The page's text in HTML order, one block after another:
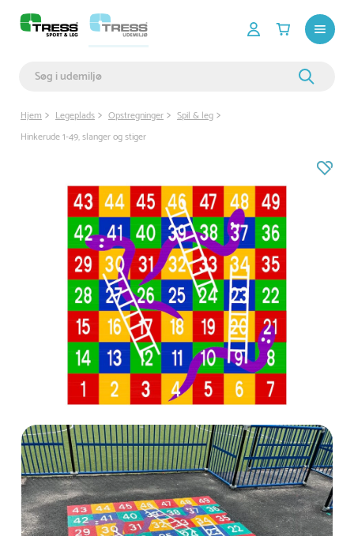
Hjem Legeplads Opstregninger
Spil & leg
Hinkerude 1-49, slanger og stiger